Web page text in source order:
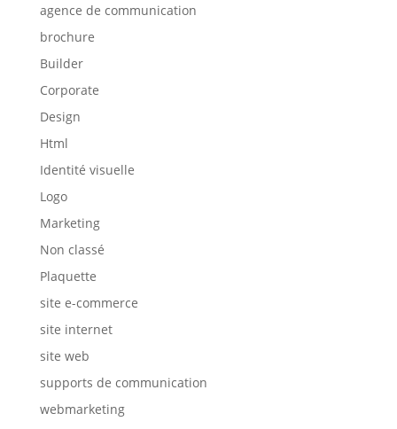
agence de communication
brochure
Builder
Corporate
Design
Html
Identité visuelle
Logo
Marketing
Non classé
Plaquette
site e-commerce
site internet
site web
supports de communication
webmarketing